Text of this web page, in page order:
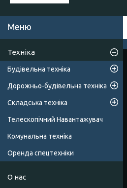
Техніка
Будівельна техніка
Дорожньо-будівельна техніка
Складська техніка
Телескопічний Навантажувач
Комунальна техніка
Оренда спецтехніки
О нас